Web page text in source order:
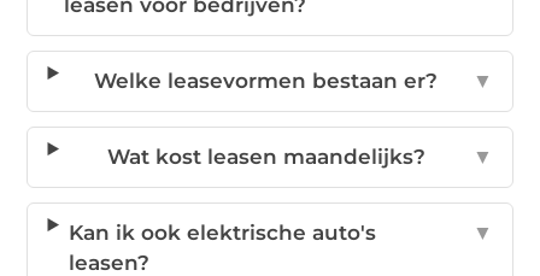
Welke leasevormen bestaan er? ▼
Wat kost leasen maandelijks? ▼
Kan ik ook elektrische auto's
leasen?
▼